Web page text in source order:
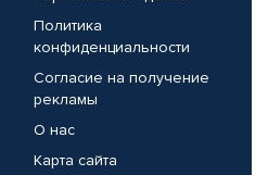
Политика
конфиденциальности
Согласие на получение
рекламы
О нас
Карта сайта